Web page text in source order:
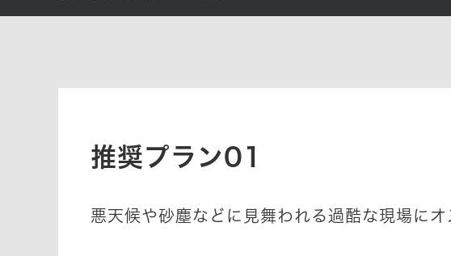
推奨プラン01
悪天候や砂塵などに見舞われる過酷な現場にオ